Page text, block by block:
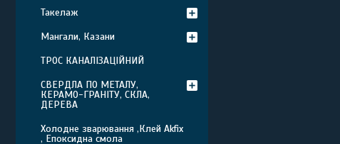
Такелаж
Мангали, Казани
ТРОС КАНАЛІЗАЦІЙНИЙ
СВЕРДЛА ПО МЕТАЛУ,
КЕРАМО-ГРАНІТУ, СКЛА,
ДЕРЕВА
Холодне зварювання ,Клей Akfix
, Епоксидна смола